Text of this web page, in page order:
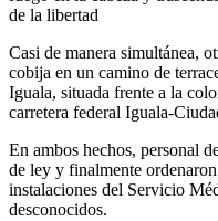
de la libertad
Casi de manera simultánea,
cobija en un camino de
Iguala, situada frente a la
carretera federal Iguala-
En ambos hechos, personal
de ley y finalmente
instalaciones del Servicio
desconocidos.